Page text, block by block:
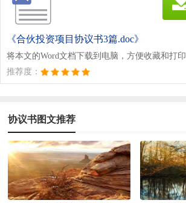
《合伙投资项目协议书3篇.doc》
将本文的Word文档下载到电脑，方便收藏和打印
推荐度：
协议书图文推荐